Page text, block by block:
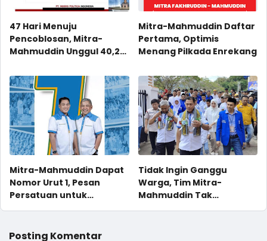
47 Hari Menuju
Pencoblosan, Mitra-
Mahmuddin Unggul 40,2
Mitra-Mahmuddin Daftar
Pertama, Optimis
Menang Pilkada Enrekang
Mitra-Mahmuddin Dapat
Nomor Urut 1, Pesan
Persatuan untuk
Tidak Ingin Ganggu
Warga, Tim Mitra-
Mahmuddin Tak
Posting Komentar